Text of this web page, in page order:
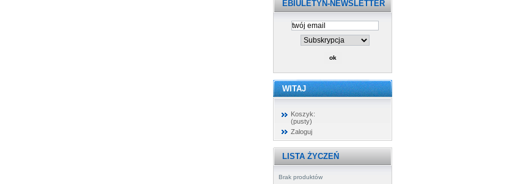
EBIULETYN-NEWSLETTER
WITAJ
Koszyk:
(pusty)
Zaloguj
LISTA ŻYCZEŃ
Brak produktów